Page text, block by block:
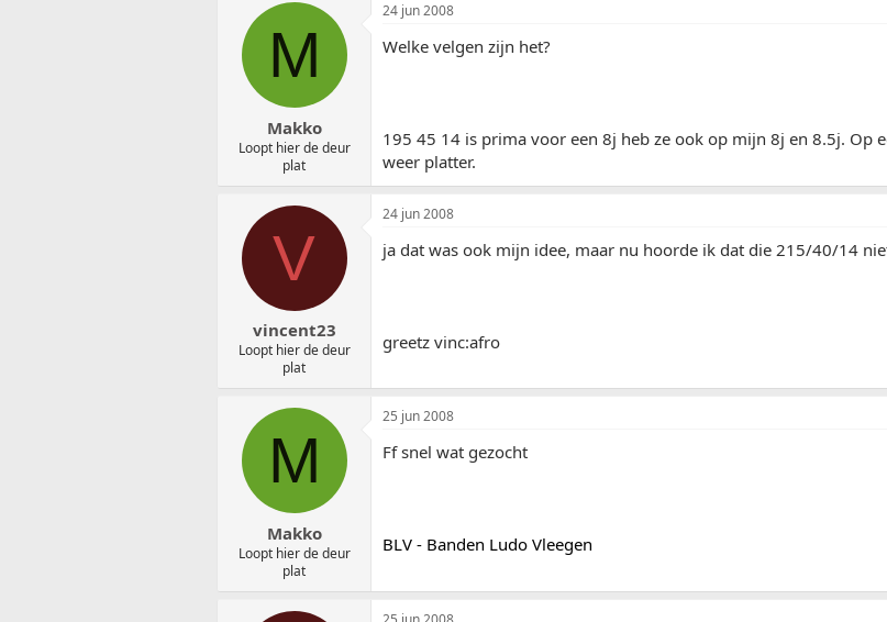
M
Makko
Loopt hier de deur
plat
24 jun 2008
Welke velgen zijn het?
195 45 14 is prima voor een 8j heb ze ook op mijn 8j en 8.5j. Op
weer platter.
V
vincent23
Loopt hier de deur
plat
24 jun 2008
ja dat was ook mijn idee, maar nu hoorde ik dat die 215/40/14
greetz vinc:afro
M
Makko
Loopt hier de deur
plat
25 jun 2008
Ff snel wat gezocht
BLV - Banden Ludo Vleegen